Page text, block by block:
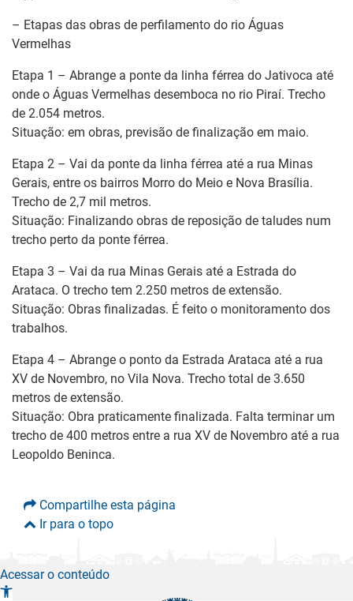
– Etapas das obras de perfilamento do rio Águas
Vermelhas
Etapa 1 – Abrange a ponte da linha férrea do Jativoca até
onde o Águas Vermelhas desemboca no rio Piraí. Trecho
de 2.054 metros.
Situação: em obras, previsão de finalização em maio.
Etapa 2 – Vai da ponte da linha férrea até a rua Minas
Gerais, entre os bairros Morro do Meio e Nova Brasília.
Trecho de 2,7 mil metros.
Situação: Finalizando obras de reposição de taludes num
trecho perto da ponte férrea.
Etapa 3 – Vai da rua Minas Gerais até a Estrada do
Arataca. O trecho tem 2.250 metros de extensão.
Situação: Obras finalizadas. É feito o monitoramento dos
trabalhos.
Etapa 4 – Abrange o ponto da Estrada Arataca até a rua
XV de Novembro, no Vila Nova. Trecho total de 3.650
metros de extensão.
Situação: Obra praticamente finalizada. Falta terminar um
trecho de 400 metros entre a rua XV de Novembro até a rua
Leopoldo Beninca.
Compartilhe esta página
Ir para o topo
Acessar o conteúdo
A